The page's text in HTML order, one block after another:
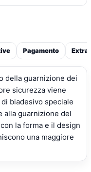
Pagamento Extra
della guarnizione dei
sicurezza viene
biadesivo speciale
alla guarnizione del
la forma e il design
una maggiore